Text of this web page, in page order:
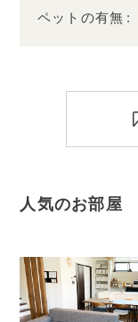
ペットの有無
人気のお部屋